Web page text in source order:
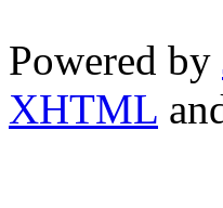
Powered by
XHTML